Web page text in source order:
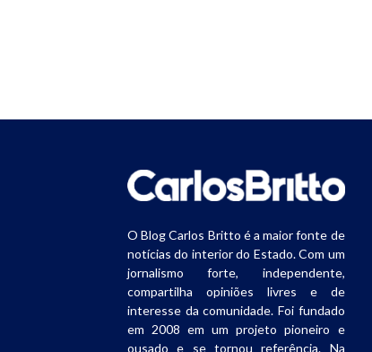
O Blog Carlos Britto é a maior fonte de
notícias do interior do Estado. Com um
jornalismo forte, independente,
compartilha opiniões livres e de
interesse da comunidade. Foi fundado
em 2008 em um projeto pioneiro e
ousado e se tornou referência. Na